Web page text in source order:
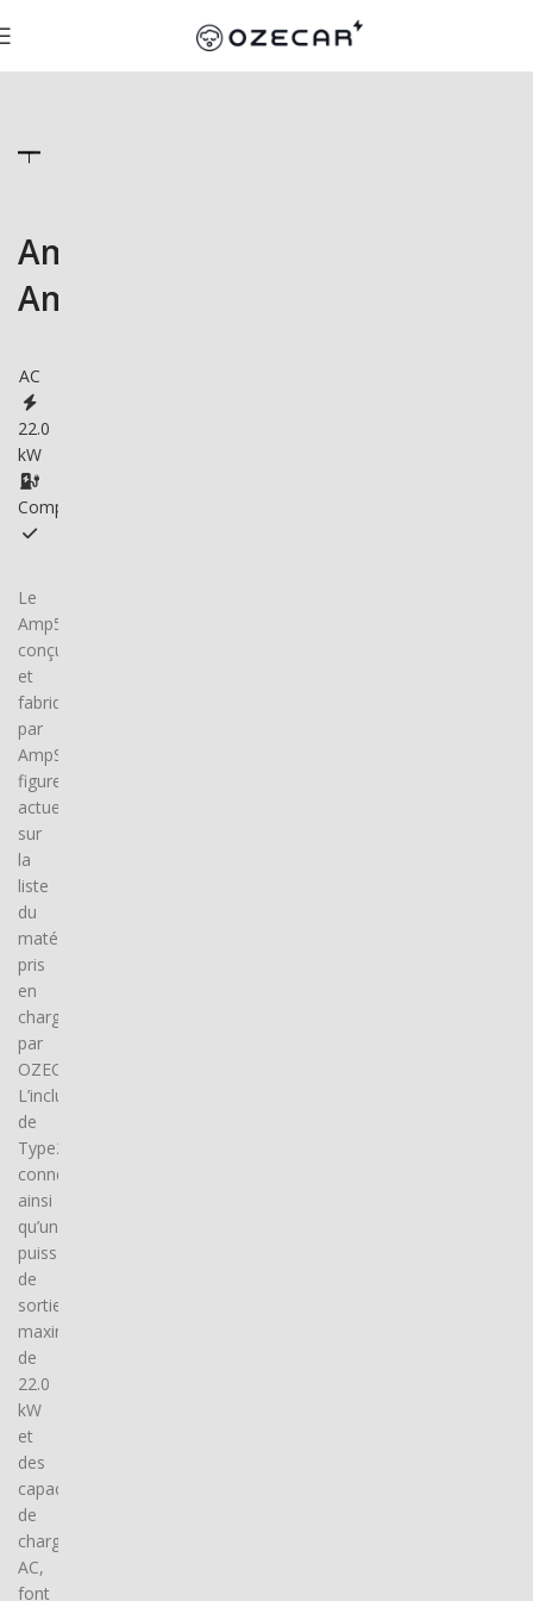
AmpSociety
Amp5
AC
22.0
kW
Compatible
Le
Amp5,
conçu
et
fabriqué
par
AmpSociety,
figure
actuellement
sur
la
liste
du
matériel
pris
en
charge
par
OZECAR.
L’inclusion
de
Type2
connector(s),
ainsi
qu’une
puissance
de
sortie
maximale
de
22.0
kW
et
des
capacités
de
charge
AC,
font